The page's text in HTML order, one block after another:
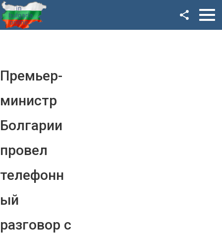
Премьер-
министр
Болгарии
провел
телефонн
ый
разговор с